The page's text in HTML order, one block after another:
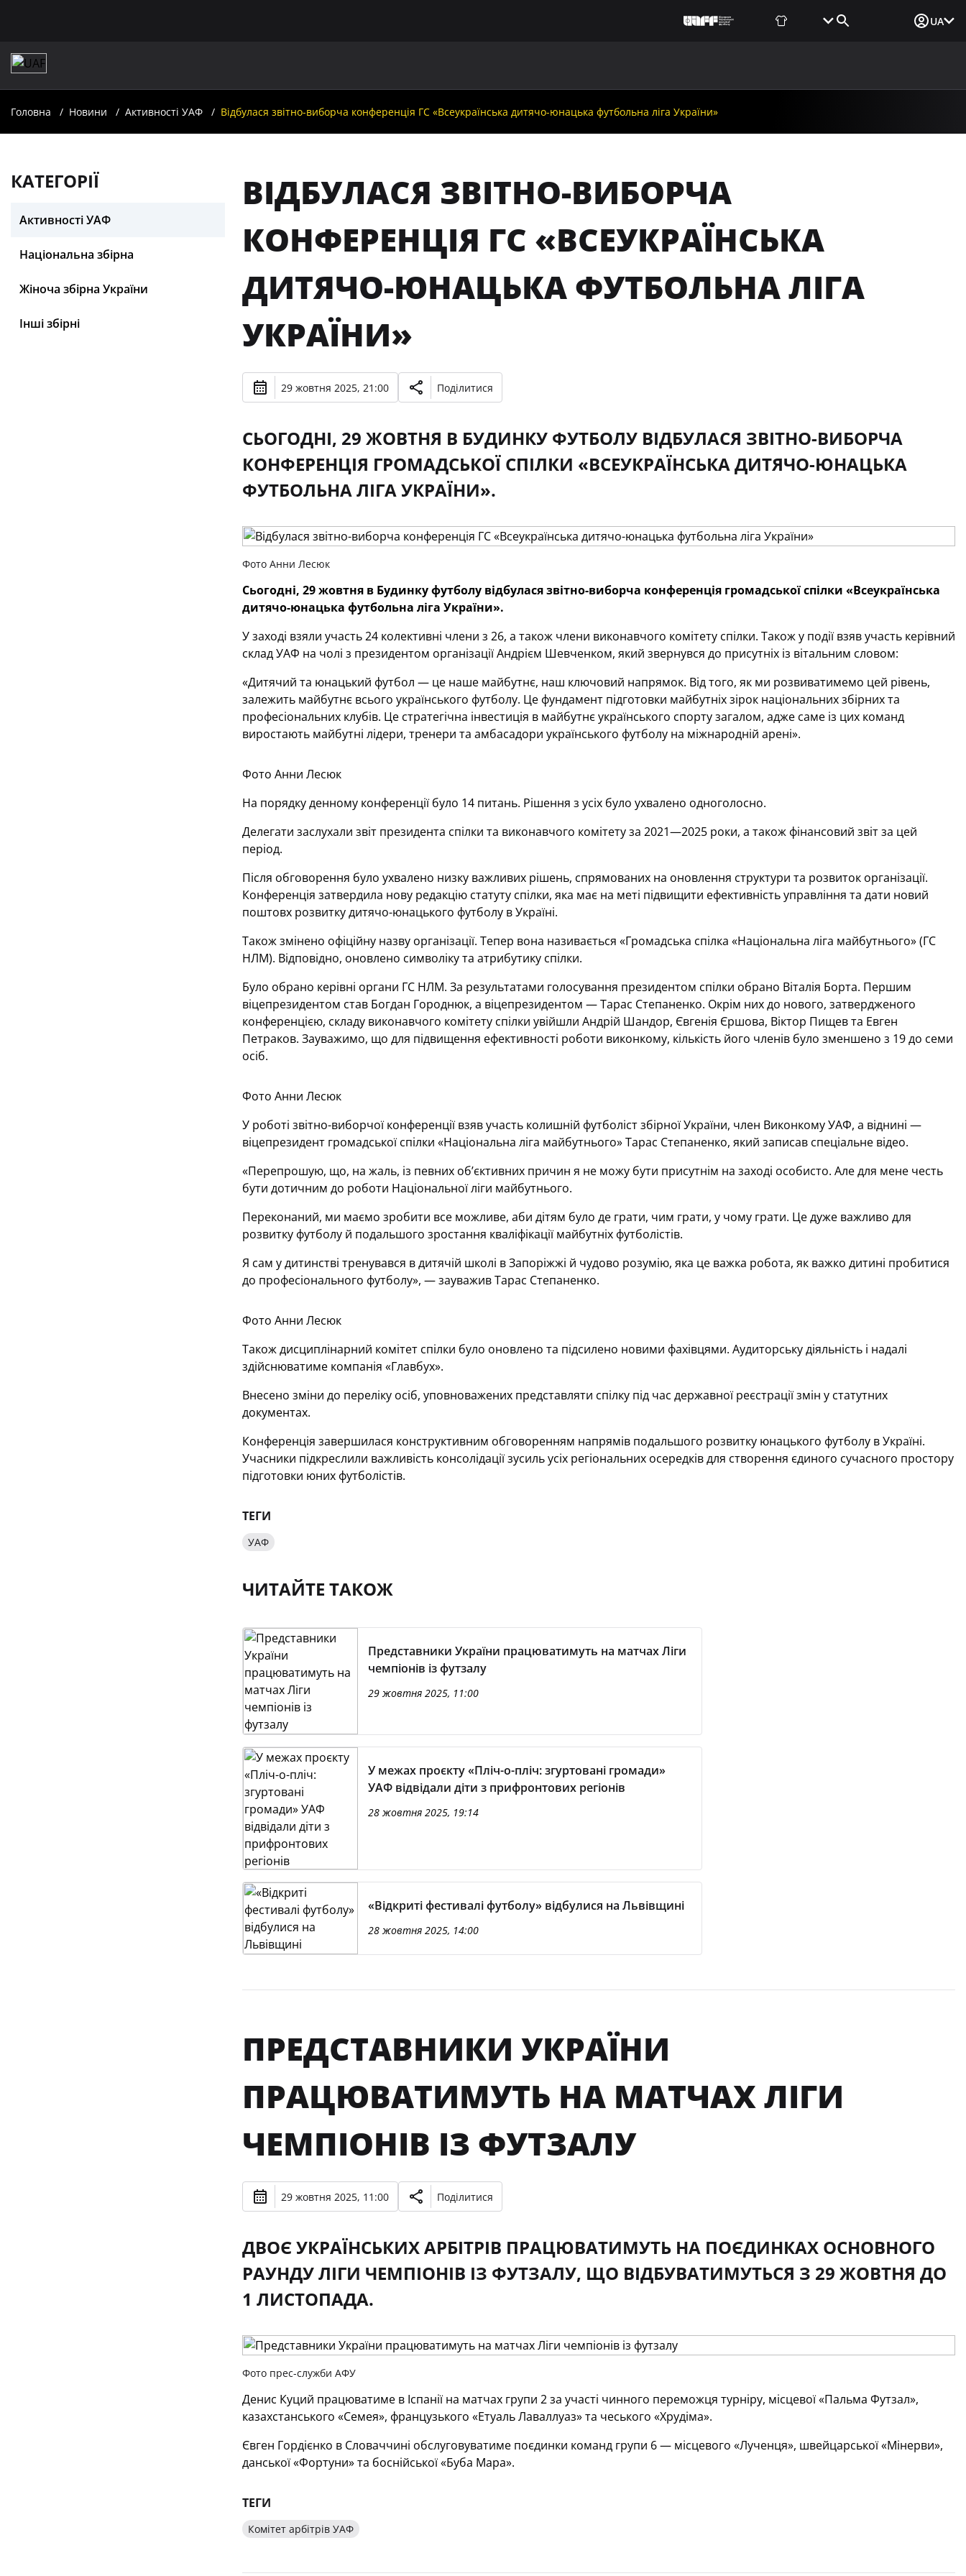
UA
Головна Новини Активності УАФ Відбулася звітно-виборча конференція ГС «Всеукраїнська дитячо-юнацька футбольна ліга України»
КАТЕГОРІЇ
Активності УАФ
Національна збірна
Жіноча збірна України
Інші збірні
ВІДБУЛАСЯ ЗВІТНО-ВИБОРЧА
КОНФЕРЕНЦІЯ ГС «ВСЕУКРАЇНСЬКА
ДИТЯЧО-ЮНАЦЬКА ФУТБОЛЬНА ЛІГА
УКРАЇНИ»
29 жовтня 2025, 21:00 Поділитися
СЬОГОДНІ, 29 ЖОВТНЯ В БУДИНКУ ФУТБОЛУ ВІДБУЛАСЯ ЗВІТНО-ВИБОРЧА
КОНФЕРЕНЦІЯ ГРОМАДСЬКОЇ СПІЛКИ «ВСЕУКРАЇНСЬКА ДИТЯЧО-ЮНАЦЬКА
ФУТБОЛЬНА ЛІГА УКРАЇНИ».
Фото Анни Лесюк
Сьогодні, 29 жовтня в Будинку футболу відбулася звітно-виборча конференція громадської спілки «Всеукраїнська
дитячо-юнацька футбольна ліга України».
У заході взяли участь 24 колективні члени з 26, а також члени виконавчого комітету спілки. Також у події взяв участь керівний
склад УАФ на чолі з президентом організації Андрієм Шевченком, який звернувся до присутніх із вітальним словом:
«Дитячий та юнацький футбол — це наше майбутнє, наш ключовий напрямок. Від того, як ми розвиватимемо цей рівень,
залежить майбутнє всього українського футболу. Це фундамент підготовки майбутніх зірок національних збірних та
професіональних клубів. Це стратегічна інвестиція в майбутнє українського спорту загалом, адже саме із цих команд
виростають майбутні лідери, тренери та амбасадори українського футболу на міжнародній арені».
Фото Анни Лесюк
На порядку денному конференції було 14 питань. Рішення з усіх було ухвалено одноголосно.
Делегати заслухали звіт президента спілки та виконавчого комітету за 2021—2025 роки, а також фінансовий звіт за цей
період.
Після обговорення було ухвалено низку важливих рішень, спрямованих на оновлення структури та розвиток організації.
Конференція затвердила нову редакцію статуту спілки, яка має на меті підвищити ефективність управління та дати новий
поштовх розвитку дитячо-юнацького футболу в Україні.
Також змінено офіційну назву організації. Тепер вона називається «Громадська спілка «Національна ліга майбутнього» (ГС
НЛМ). Відповідно, оновлено символіку та атрибутику спілки.
Було обрано керівні органи ГС НЛМ. За результатами голосування президентом спілки обрано Віталія Борта. Першим
віцепрезидентом став Богдан Городнюк, а віцепрезидентом — Тарас Степаненко. Окрім них до нового, затвердженого
конференцією, складу виконавчого комітету спілки увійшли Андрій Шандор, Євгенія Єршова, Віктор Пищев та Евген
Петраков. Зауважимо, що для підвищення ефективності роботи виконкому, кількість його членів було зменшено з 19 до семи
осіб.
Фото Анни Лесюк
У роботі звітно-виборчої конференції взяв участь колишній футболіст збірної України, член Виконкому УАФ, а віднині —
віцепрезидент громадської спілки «Національна ліга майбутнього» Тарас Степаненко, який записав спеціальне відео.
«Перепрошую, що, на жаль, із певних об’єктивних причин я не можу бути присутнім на заході особисто. Але для мене честь
бути дотичним до роботи Національної ліги майбутнього.
Переконаний, ми маємо зробити все можливе, аби дітям було де грати, чим грати, у чому грати. Це дуже важливо для
розвитку футболу й подальшого зростання кваліфікації майбутніх футболістів.
Я сам у дитинстві тренувався в дитячій школі в Запоріжжі й чудово розумію, яка це важка робота, як важко дитині пробитися
до професіонального футболу», — зауважив Тарас Степаненко.
Фото Анни Лесюк
Також дисциплінарний комітет спілки було оновлено та підсилено новими фахівцями. Аудиторську діяльність і надалі
здійснюватиме компанія «Главбух».
Внесено зміни до переліку осіб, уповноважених представляти спілку під час державної реєстрації змін у статутних
документах.
Конференція завершилася конструктивним обговоренням напрямів подальшого розвитку юнацького футболу в Україні.
Учасники підкреслили важливість консолідації зусиль усіх регіональних осередків для створення єдиного сучасного простору
підготовки юних футболістів.
ТЕГИ
УАФ
ЧИТАЙТЕ ТАКОЖ
Представники України працюватимуть на матчах Ліги
чемпіонів із футзалу
29 жовтня 2025, 11:00
У межах проєкту «Пліч-о-пліч: згуртовані громади»
УАФ відвідали діти з прифронтових регіонів
28 жовтня 2025, 19:14
«Відкриті фестивалі футболу» відбулися на Львівщині
28 жовтня 2025, 14:00
ПРЕДСТАВНИКИ УКРАЇНИ
ПРАЦЮВАТИМУТЬ НА МАТЧАХ ЛІГИ
ЧЕМПІОНІВ ІЗ ФУТЗАЛУ
29 жовтня 2025, 11:00 Поділитися
ДВОЄ УКРАЇНСЬКИХ АРБІТРІВ ПРАЦЮВАТИМУТЬ НА ПОЄДИНКАХ ОСНОВНОГО
РАУНДУ ЛІГИ ЧЕМПІОНІВ ІЗ ФУТЗАЛУ, ЩО ВІДБУВАТИМУТЬСЯ З 29 ЖОВТНЯ ДО
1 ЛИСТОПАДА.
Фото прес-служби АФУ
Денис Куций працюватиме в Іспанії на матчах групи 2 за участі чинного переможця турніру, місцевої «Пальма Футзал»,
казахстанського «Семея», французького «Етуаль Лаваллуаз» та чеського «Хрудіма».
Євген Гордієнко в Словаччині обслуговуватиме поєдинки команд групи 6 — місцевого «Лученця», швейцарської «Мінерви»,
данської «Фортуни» та боснійської «Буба Мара».
ТЕГИ
Комітет арбітрів УАФ